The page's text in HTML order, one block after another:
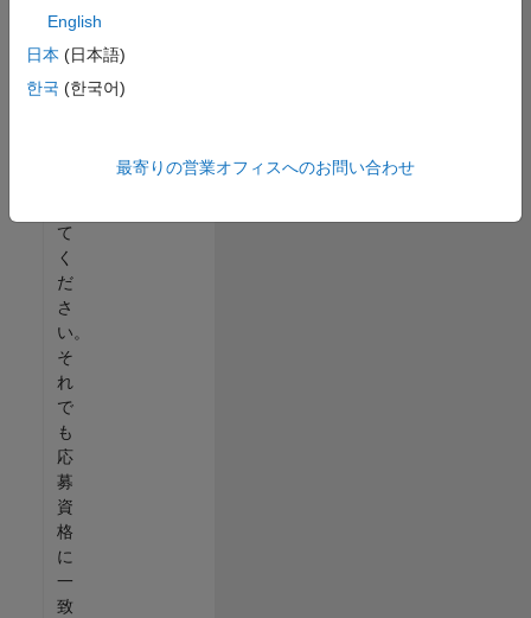
て
の
求
て
く
だ
さ
い。
そ
れ
で
も
応
募
資
格
に
一
致
English
日本 (日本語)
한국 (한국어)
最寄りの営業オフィスへのお問い合わせ